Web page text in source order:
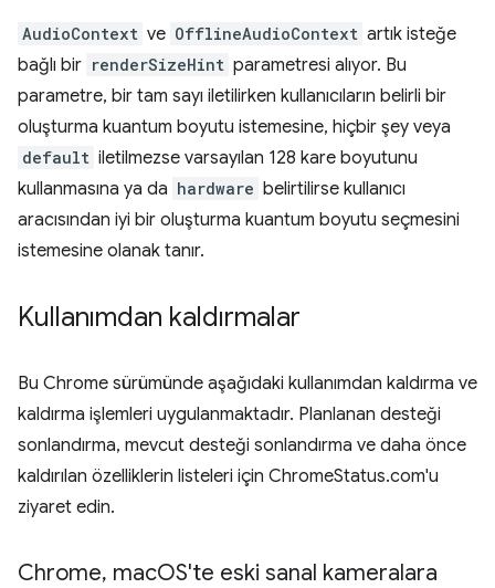
AudioContext ve OfflineAudioContext artık isteğe
bağlı bir renderSizeHint parametresi alıyor. Bu
parametre, bir tam sayı iletilirken kullanıcıların belirli bir
oluşturma kuantum boyutu istemesine, hiçbir şey veya
default iletilmezse varsayılan 128 kare boyutunu
kullanmasına ya da hardware belirtilirse kullanıcı
aracısından iyi bir oluşturma kuantum boyutu seçmesini
istemesine olanak tanır.
Kullanımdan kaldırmalar
Bu Chrome sürümünde aşağıdaki kullanımdan kaldırma ve
kaldırma işlemleri uygulanmaktadır. Planlanan desteği
sonlandırma, mevcut desteği sonlandırma ve daha önce
kaldırılan özelliklerin listeleri için ChromeStatus.com'u
ziyaret edin.
Chrome, macOS'te eski sanal kameralara